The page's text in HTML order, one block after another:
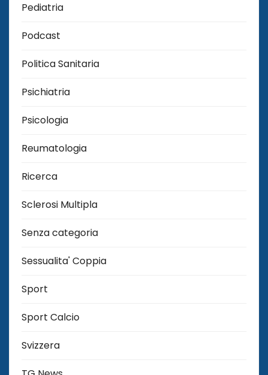
Pediatria
Podcast
Politica Sanitaria
Psichiatria
Psicologia
Reumatologia
Ricerca
Sclerosi Multipla
Senza categoria
Sessualita' Coppia
Sport
Sport Calcio
Svizzera